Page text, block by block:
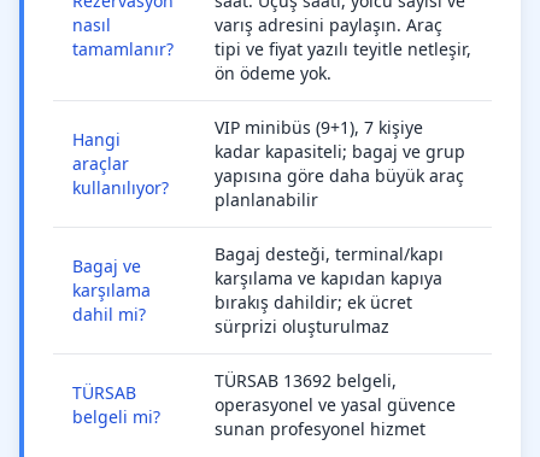
nasıl
tamamlanır?
varış adresini paylaşın. Araç
tipi ve fiyat yazılı teyitle netleşir,
ön ödeme yok.
Hangi
araçlar
kullanılıyor?
VIP minibüs (9+1), 7 kişiye
kadar kapasiteli; bagaj ve grup
yapısına göre daha büyük araç
planlanabilir
Bagaj ve
karşılama
dahil mi?
Bagaj desteği, terminal/kapı
karşılama ve kapıdan kapıya
bırakış dahildir; ek ücret
sürprizi oluşturulmaz
TÜRSAB
belgeli mi?
TÜRSAB 13692 belgeli,
operasyonel ve yasal güvence
sunan profesyonel hizmet